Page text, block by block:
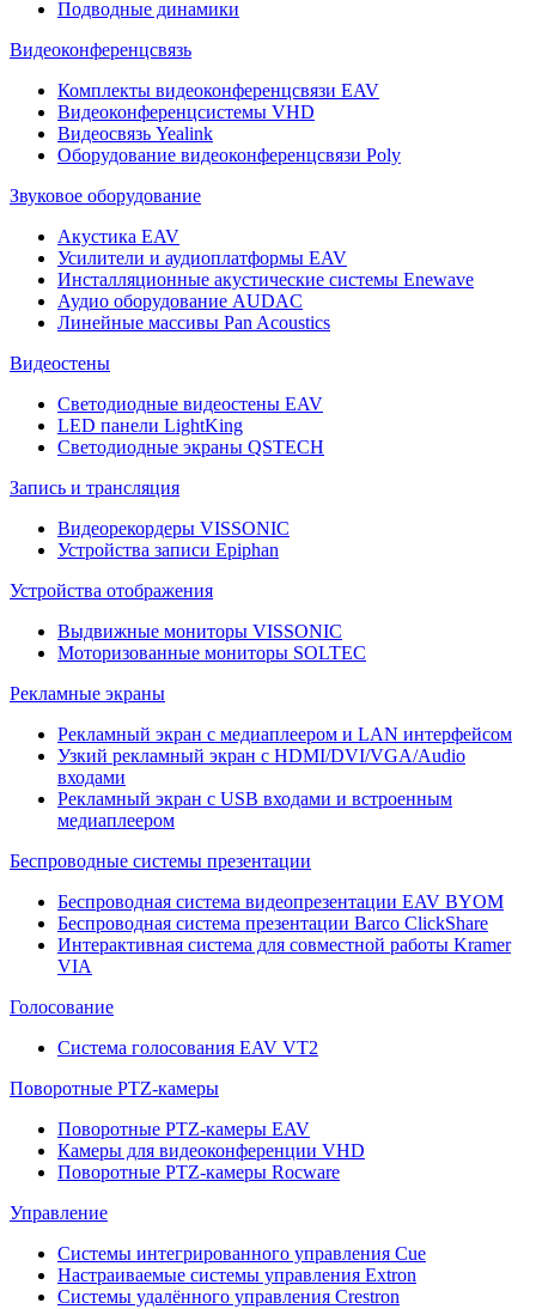
Подводные динамики
Видеоконференцсвязь
Комплекты видеоконференцсвязи EAV
Видеоконференцсистемы VHD
Видеосвязь Yealink
Оборудование видеоконференцсвязи Poly
Звуковое оборудование
Акустика EAV
Усилители и аудиоплатформы EAV
Инсталляционные акустические системы Enewave
Аудио оборудование AUDAC
Линейные массивы Pan Acoustics
Видеостены
Светодиодные видеостены EAV
LED панели LightKing
Светодиодные экраны QSTECH
Запись и трансляция
Видеорекордеры VISSONIC
Устройства записи Epiphan
Устройства отображения
Выдвижные мониторы VISSONIC
Моторизованные мониторы SOLTEC
Рекламные экраны
Рекламный экран с медиаплеером и LAN интерфейсом
Узкий рекламный экран с HDMI/DVI/VGA/Audio
входами
Рекламный экран с USB входами и встроенным
медиаплеером
Беспроводные системы презентации
Беспроводная система видеопрезентации EAV BYOM
Беспроводная система презентации Barco ClickShare
Интерактивная система для совместной работы Kramer
VIA
Голосование
Система голосования EAV VT2
Поворотные PTZ-камеры
Поворотные PTZ-камеры EAV
Камеры для видеоконференции VHD
Поворотные PTZ-камеры Rocware
Управление
Системы интегрированного управления Cue
Настраиваемые системы управления Extron
Системы удалённого управления Crestron